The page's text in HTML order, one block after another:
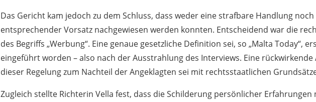
Das Gericht kam jedoch zu dem Schluss, dass weder eine strafbare Handlung noch
entsprechender Vorsatz nachgewiesen werden konnten. Entscheidend war die
des Begriffs „Werbung“. Eine genaue gesetzliche Definition sei, so „Malta Today“,
eingeführt worden – also nach der Ausstrahlung des Interviews. Eine rückwirkende
dieser Regelung zum Nachteil der Angeklagten sei mit rechtsstaatlichen
Zugleich stellte Richterin Vella fest, dass die Schilderung persönlicher Erfahrungen